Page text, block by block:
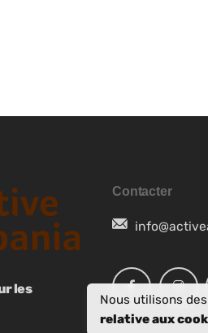
les
Contacter
Nous utilisons
relative aux